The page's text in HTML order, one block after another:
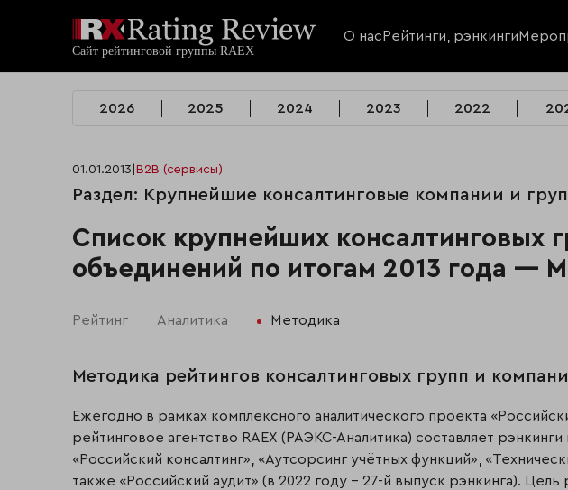
О нас Рейтинги, рэнкинги
2026 2025 2024 2023 2022
01.01.2013 B2B (сервисы)
Раздел: Крупнейшие консалтинговые компании и
Список крупнейших консалтинговых
объединений по итогам 2013 года —
Рейтинг Аналитика Методика
Методика рейтингов консалтинговых групп и
Ежегодно в рамках комплексного аналитического проекта
рейтинговое агентство RAEX (РАЭКС-Аналитика) составляет
«Российский консалтинг», «Аутсорсинг учётных функций»,
также «Российский аудит» (в 2022 году – 27-й выпуск рэнкинга). Цель